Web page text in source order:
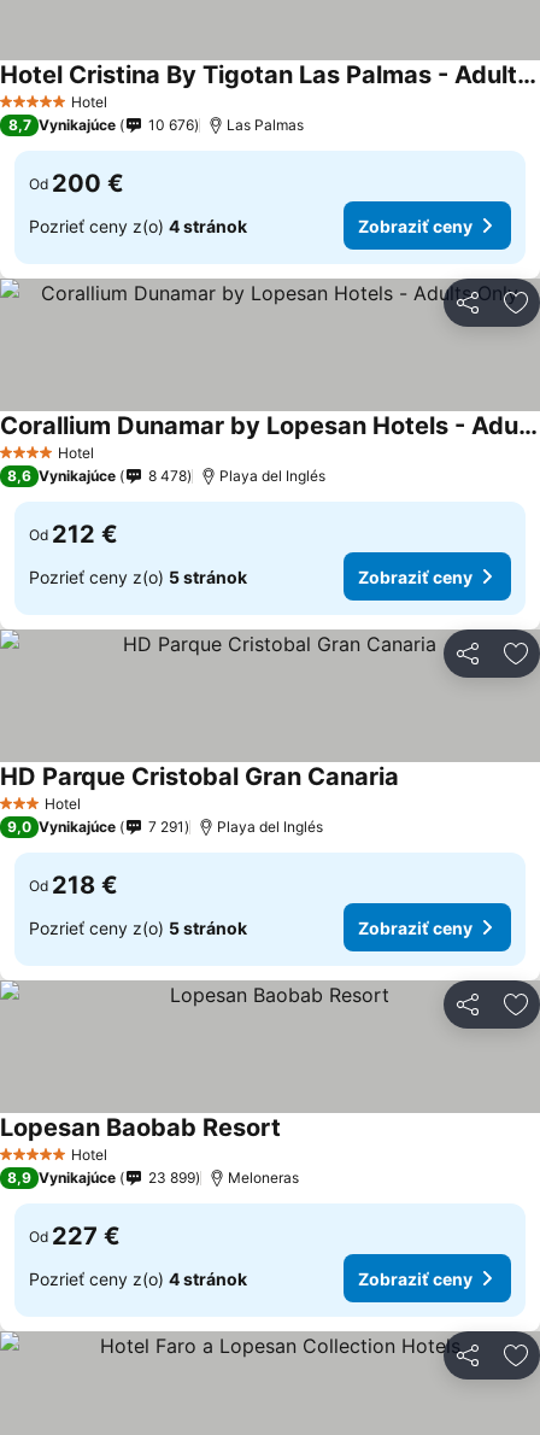
5 Počet hviezdičiek
Hotel
Hotel Cristina By Tigotan Las Palmas - Adults Only +16
8,7 Vynikajúce 10 676 Las Palmas
Od 200 €
Pozrieť ceny z(o) 4 stránok Zobraziť ceny
Zdieľať
4 Počet hviezdičiek
Hotel
Corallium Dunamar by Lopesan Hotels - Adults Only
8,6 Vynikajúce 8 478 Playa del Inglés
Od 212 €
Pozrieť ceny z(o) 5 stránok Zobraziť ceny
Zdieľať
3 Počet hviezdičiek
Hotel
HD Parque Cristobal Gran Canaria
9,0 Vynikajúce 7 291 Playa del Inglés
Od 218 €
Pozrieť ceny z(o) 5 stránok Zobraziť ceny
Zdieľať
5 Počet hviezdičiek
Hotel
Lopesan Baobab Resort
8,9 Vynikajúce 23 899 Meloneras
Od 227 €
Pozrieť ceny z(o) 4 stránok Zobraziť ceny
Zdieľať